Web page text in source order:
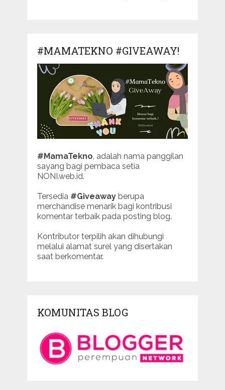
#MAMATEKNO #GIVEAWAY!
#MamaTekno, adalah nama panggilan
sayang bagi pembaca setia
NONI.web.id.
Tersedia #Giveawayberupa
merchandise menarik bagi kontribusi
komentar terbaik pada posting blog.
Kontributor terpilih akan dihubungi
melalui alamat surel yang disertakan
saat berkomentar.
KOMUNITAS BLOG